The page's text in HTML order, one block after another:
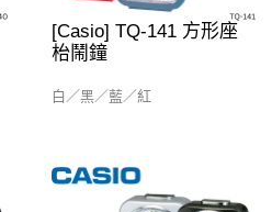
[Casio] TQ-141 方形座
枱鬧鐘
白／黑／藍／紅